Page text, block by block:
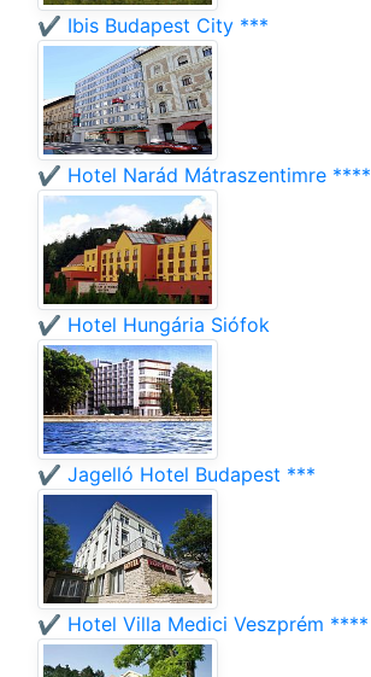
✔️ Ibis Budapest City ***
✔️ Hotel Narád Mátraszentimre ****
✔️ Hotel Hungária Siófok
✔️ Jagelló Hotel Budapest ***
✔️ Hotel Villa Medici Veszprém ****